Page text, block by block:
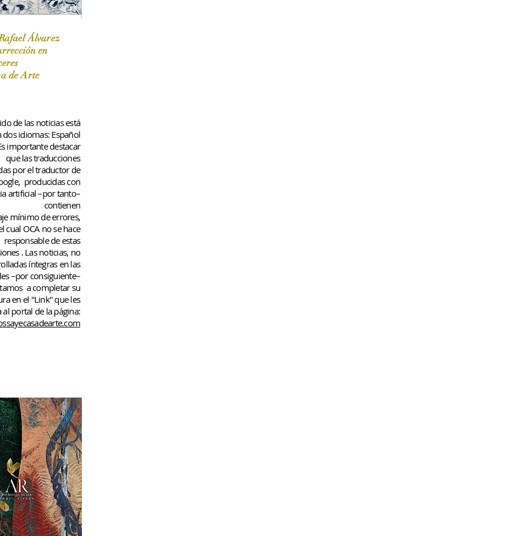
de las noticias está
dos idiomas: Español
importante destacar
que las traducciones
por el traductor de
producidas con
artificial –por tanto–
contienen
mínimode errores,
cual OCA no se hace
responsable de estas
. Las noticias, no
íntegras en las
–por consiguiente–
a completar su
en el "Link" que les
portal de la página:
/ Marzo-Abril / 2024
Álvarez
en
de Arte